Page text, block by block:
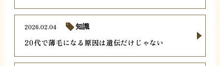
20代で薄毛になる原因は遺伝だけじゃない
2026.02.04 知識